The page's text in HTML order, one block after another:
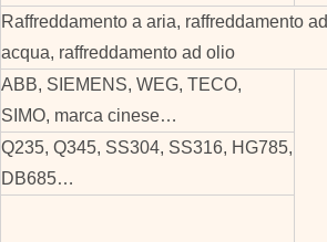
Raffreddamento a aria, raffreddamento ad
acqua, raffreddamento ad olio
ABB, SIEMENS, WEG, TECO,
SIMO, marca cinese…
Q235, Q345, SS304, SS316, HG785,
DB685…